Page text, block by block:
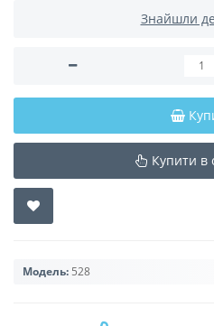
Знайшли
Купити в
Модель: 528